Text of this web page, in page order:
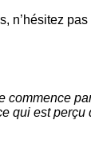
n’hésitez pas
commence
qui est perçu